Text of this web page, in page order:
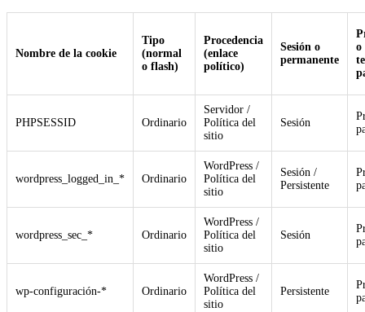
Nombre de la cookie
Tipo
(normal
o flash)
Procedencia
(enlace
político)
Sesión o
permanente
o
PHPSESSID Ordinario
Servidor /
Política del
sitio
Sesión
wordpress_logged_in_* Ordinario
WordPress /
Política del
sitio
Sesión /
Persistente
wordpress_sec_* Ordinario
WordPress /
Política del
sitio
Sesión
wp-configuración-* Ordinario
WordPress /
Política del
sitio
Persistente